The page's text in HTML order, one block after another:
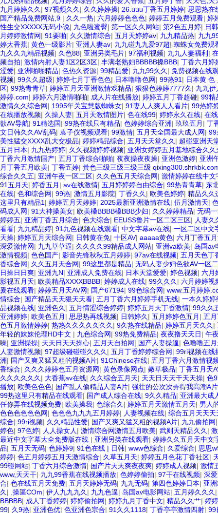
九月婷婷久久 | 97视频久久 | 久久婷婷操| 26.uuu丁香五月婷婷| 思思热在
国产精品免费网站,9 | 久久一热| 六月婷婷色色色| 婷婷五月免费观看| 婷
性生交XXXXX无码小说| 九色啦蜜臀| 第一区久久网站| 第2色五月婷| 日
月婷婷激情网| 91要啪| 久久激情综合| 五月天婷婷av| 九九精品热| 九九
婷大香蕉| 黄色一级影片| 亚洲人妻av| 九九碰九九爱97超| 蜘蛛女免费观
九久久九精品视频| 久色88| 亚洲另类毛片| 97福利视频| 九九人妻福利 |
频自拍| 激情内射人妻1区2区3区| 丰满老熟妇BBBBB搡BBB| 丁香六月婷
涩爱| 亚洲啪啪精品| 色热久资源| 99精品爱| 九九99久久 | 免费视频在线
视频| 99久久超级| 婷婷七月丁香色色| 日本噜噜色网| 99热91 | 日本黄 色
区| 99热青青草| 婷婷五月天亚洲激情戏精品| 狠狠色婷婷7777久 | 九九伊
婷婷.com| 婷婷六月激情啪啪| 成人片在线播放| 婷婷五月丁香超碰| 99精
激情久久综合网| 1995年关宝慧版蜘蛛女| 91妻人人爽人人看片| 99热婷
在线播放视频| 久操人妻| 五月天激情图片| 色在线99| 婷婷永久在线| 在
欲AV导航| 91精选国| 99热在线只有精品| 色婷婷综合亚洲| 玖玖五月 | 丁
文日韩久久AV乱码| 袁子仪视频观看| 99激情| 五月天全国最大成人网| 99
美性猛交XXXX乱大交极品| 婷婷精品综合| 五月天天堂久久 | 超碰亚洲天
五月日本| 九九热婷婷| 久久视频婷婷视频| 亚洲女婷婷五月基地综合久久
丁香六月激情国产| 五月丁香综合啪啪| 夜夜操夜夜操| 亚洲色激婷| 亚洲
月丁香五月欧美| 丁香五婷| 黃色三级三级三级三级
综合久久五| 亚洲午夜一区二区| 久久色五月天综合网| 激情婷婷在线中文
91五月天| 婷香五月 | av在线激情| 五月婷婷婷自由综合| 99热青青草| 东
在线| 色和综合网| 99热| 激情五月影院| 丁香久久 | 欧美色婷婷| 精品久久
这里只有精品1 | 婷婷五月天婷婷| 2025最新亚洲激情在线| 伍月激情天|
码成人网| 91大神操美女| 欧美槡BBBB槡BBB少妇| 久久婷婷精品| 无码
婷婷五| 亚洲丁香五月综合| 色大综合| EEUSS鲁片一区二区三区| 人妻久
看看| 九九精品婷| 91九色视频在线观看| 中文字幕av在线| 一区二区中文
天操| 婷婷五月天综合网| 日韩黄在免| 十区AV| aaaaa黄色| 六月丁香五
深爱激情网| 九九草草逼| 久久久久99精品成人网站| 亚洲va欧美| 岛国av
激情视频| 色色国产| 影音先锋秋秋五月婷婷| 97av在线视频| 五月天色丁
香综合网| 久久五月天合网| 99这里都是精品| 无码人妻少妇色欲AV一区
日操日日爽| 亚洲九N| 亚洲成人免费在线| 日本天堂爱爱| 婷色视频| 六月
影视五月天| 欧美精品XXXXBBBB| 婷婷成人在线| 99久久久 | 六月婷婷视
爰在线观看| 婷婷五月天AV网| 国产67194| 99色综合网| www.五月婷婷
情综合| 国产精品天天狠天天看| 五月丁香六月婷婷手机无线| 一本久婷婷
品视频在线| 亚洲色久 | 五月情涩综合婷婷| 婷婷五月天丁香激情| 99久久
亚洲婷婷| 欧美色五月 | 思思热再线视频| 日韩婷久 | 五月婷婷色五月 | 五
色五月激情婷婷| 热热久久久久久久久 | 9久热在线精品| 婷婷五月天久久 |
年轻的妺妺伦理HD中文 | 九色综合网| 99热免费精品| 夜夜撸天天日| 午
噪| 亚洲操操| 天天日天天操心| 五月天自拍网| 国产人妻操逼| 色噜噜五
人妻激情视频| 97超级碰碰碰久久久 | 五月丁香婷婷综合网| 99ri视频在线
洲| 国产又爽又猛又粗的视频A片| 91Chinese在线| 五月丁香六月激情视
香综合| 久久久婷婷色五月资源网| 黄色录像网点| 嫩草极品| 丁香五月天
久久久久久久 | 大香蕉av在线| 久久综合五月天| 天天日天天干天天操| 色
播放| 欧美色色色| 国产乱人偷精品人妻A片| 强壮的公次次弄得我高潮A
99热这里只有精品在线观看| 国产成人综合在线| 9久久精品| 亚洲最大成
任你弄在线视频免费| 欧美操我| 色综合久 | 婷婷五月天激情五月天| 男人
色色色色色色网| 色色色九九九五月婷婷| 人妻视频在线| 综合五月天天天
综合| 99ri视频| 久久精品性爱| 国产又爽又猛又粗的视频A片| 九九偷拍网
婷色| 97色婷| 人人操女人 | 激情综合网激情五月欧美| 武则天精品久久 |
最近中文字幕大全免费版在线 | 亚洲另类在线观看| 婷婷久久五月天中文
品| 五月天无码| 色婷婷9| 91色在线 | 日韩| www色综合| 久爱综合| 思思
婷婷| 色五月婷婷五月天激情综合| 久草五月天| 婷婷五月色花丁香社区|
99碰网站| 丁香六月综合激情| 国产片天天爽夜夜爽| 婷婷成人视频| 激情
www,天天干| 九九99香蕉在线视频播放| 色婷婷偷拍| 97干在线视频| 深
合| 色在线五月天免费| 五月天婷婷无码| 九九无码| 第四色婷婷日本| 亚
久 | .操區COm| 伊人九九九久 | 九九色逼| 岛国av电影网站| 五月婷久久久
BBBBB| 成人丁香婷婷| 婷婷偷拍网| 婷婷九月丁香中文| 精品久久艹| 婷
99| 久9热| 亚洲色优| 色亚洲色宗合| 91久久1118| 丁香亭亭激情四射| 99